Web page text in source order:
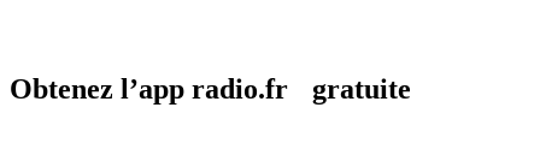
Obtenez l’app radio.fr gratuite